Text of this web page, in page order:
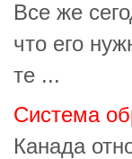
Все же
что его
те ...
Система
Канада